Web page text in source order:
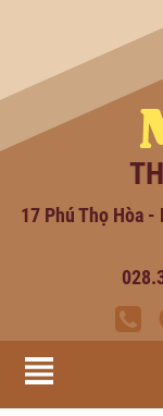
17 Phú Thọ Hòa -